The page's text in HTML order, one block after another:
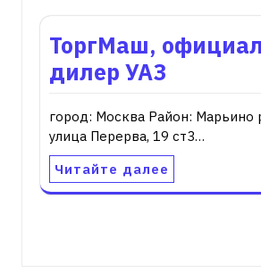
ТоргМаш,
дилер УАЗ
город: Москва Район: Марьино
улица Перерва, 19 ст3…
Читайте далее